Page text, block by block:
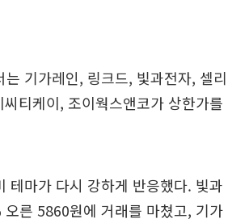
는 기가레인, 링크드, 빛과전자, 셀리
티케이, 조이웍스앤코가 상한가를
테마가 다시 강하게 반응했다. 빛과
른 5860원에 거래를 마쳤고, 기가